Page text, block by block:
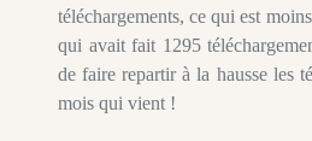
téléchargements, ce qui est
qui avait fait 1295
de faire repartir à la hausse les
mois qui vient !